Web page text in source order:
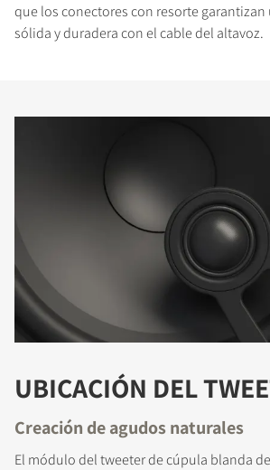
que los conectores con resorte
sólida y duradera con el cable del altavoz.
UBICACIÓN DEL
Creación de agudos naturales
El módulo del tweeter de cúpula blanda